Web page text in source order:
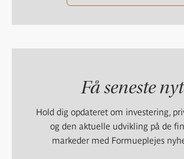
Få seneste nyt
Hold dig opdateret om investering,
og den aktuelle udvikling på de
markeder med Formueplejes